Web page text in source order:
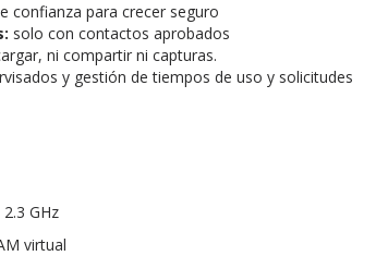
confianza para crecer seguro
solo con contactos aprobados
ni compartir ni capturas.
y gestión de tiempos de uso y solicitudes
GHz
virtual